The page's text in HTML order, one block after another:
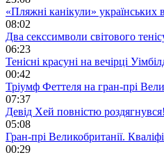
«Пляжні канікули»
08:02
Два секссимволи світового
06:23
Тенісні красуні на вечірці
00:42
Тріумф Феттеля на гран-прі
07:37
Девід Хей повністю
05:08
Гран-прі Великобританії.
00:29